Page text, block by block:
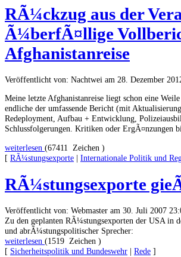
RÃ¼ckzug aus der
Ã¼berfÃ¤llige
Afghanistanreise
Veröffentlicht von: Nachtwei am 28. Dezember
Meine letzte Afghanistanreise liegt schon eine
endliche der umfassende Bericht (mit
Redeployment, Aufbau + Entwicklung,
Schlussfolgerungen. Kritiken oder ErgÃ¤nzungen
weiterlesen (67411 Zeichen )
[ RÃ¼stungsexporte | Internationale Politik und
RÃ¼stungsexporte
Veröffentlicht von: Webmaster am 30. Juli 2007
Zu den geplanten RÃ¼stungsexporten der USA in
und abrÃ¼stungspolitischer Sprecher:
weiterlesen (1519 Zeichen )
[ Sicherheitspolitik und Bundeswehr | Rede ]